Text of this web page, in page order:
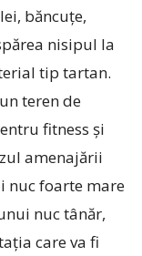
băncuțe,
nisipul la
tip tartan.
teren de
fitness și
amenajării
nuc foarte mare
nuc tânăr,
care va fi